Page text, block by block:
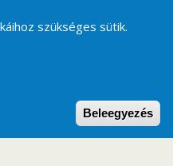
szükséges sütik.
Beleegyezés